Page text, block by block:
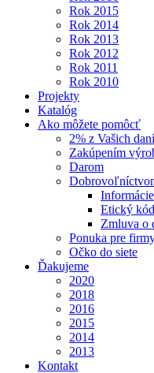
Rok 2015
Rok 2014
Rok 2013
Rok 2012
Rok 2011
Rok 2010
Projekty
Katalóg
Ako môžete pomôcť
2% z Vašich daní
Zakúpením
Darom
Etický
Zmluva o
Ponuka pre
Očko do siete
Ďakujeme
2020
2018
2016
2015
2014
2013
Kontakt